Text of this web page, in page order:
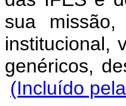
sua
institucional,
(Incluído